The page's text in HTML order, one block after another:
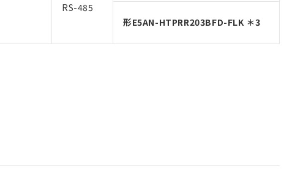
RS-485
形E5AN-HTPRR203BFD-FLK ＊3